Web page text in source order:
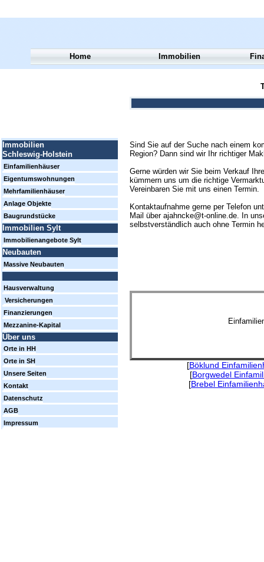
Sind Sie auf der Suche nach einem
Region? Dann sind wir Ihr richtiger
Gerne würden wir Sie beim Verkauf
kümmern uns um die richtige
Vereinbaren Sie mit uns einen Termin.
Kontaktaufnahme gerne per Telefon
Mail über ajahncke@t-online.de. In
selbstverständlich auch ohne Termin
[Böklund
[Borgwedel
[Brebel
Home Immobilien
Immobilien
Schleswig-Holstein
Einfamilienhäuser
Eigentumswohnungen
Mehrfamilienhäuser
Anlage Objekte
Baugrundstücke
Immobilien Sylt
Immobilienangebote Sylt
Neubauten
Massive Neubauten
Hausverwaltung
Versicherungen
Finanzierungen
Mezzanine-Kapital
Über uns
Orte in HH
Orte in SH
Unsere Seiten
Kontakt
Datenschutz
AGB
Impressum